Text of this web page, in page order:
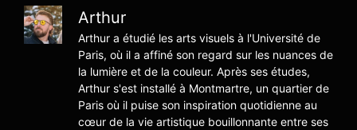
Arthur
Arthur a étudié les arts visuels à l'Université de
Paris, où il a affiné son regard sur les nuances de
la lumière et de la couleur. Après ses études,
Arthur s'est installé à Montmartre, un quartier de
Paris où il puise son inspiration quotidienne au
cœur de la vie artistique bouillonnante entre ses